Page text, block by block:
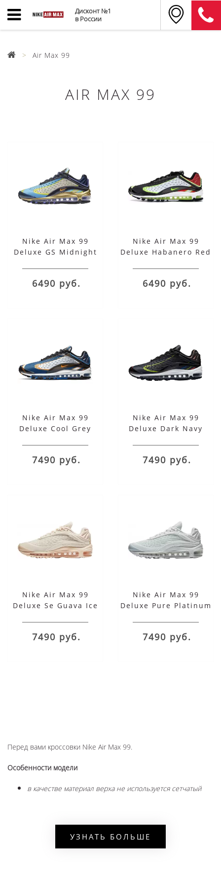
Дисконт №1
в России
Air Max 99
AIR MAX 99
Nike Air Max 99
Deluxe GS Midnight
6490 руб.
Nike Air Max 99
Deluxe Habanero Red
6490 руб.
Nike Air Max 99
Deluxe Cool Grey
7490 руб.
Nike Air Max 99
Deluxe Dark Navy
7490 руб.
Nike Air Max 99
Deluxe Se Guava Ice
7490 руб.
Nike Air Max 99
Deluxe Pure Platinum
7490 руб.
Перед вами кроссовки Nike Air Max 99.
Особенности модели
в качестве материал верха не используется сетчатый
спортивное изделие, выполненное в необычном
дизайне, произведено из синтетики со
УЗНАТЬ БОЛЬШЕ